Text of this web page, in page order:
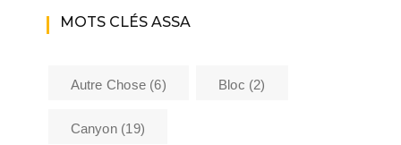
MOTS CLÉS ASSA
Autre Chose(6) Bloc (2)
Canyon(19)